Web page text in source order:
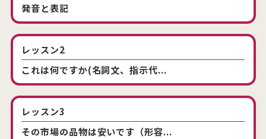
発音と表記
レッスン2
これは何ですか(名詞文、指示代...
レッスン3
その市場の品物は安いです（形容...